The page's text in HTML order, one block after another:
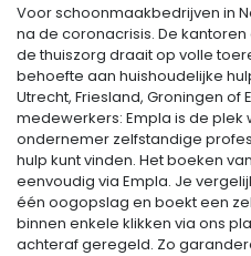
Voor schoonmaakbedrijven in
na de coronacrisis. De
de thuiszorg draait op volle
behoefte aan huishoudelijke
Utrecht, Friesland, Groningen
medewerkers: Empla is de plek
ondernemer zelfstandige
hulp kunt vinden. Het boeken
eenvoudig via Empla. Je
één oogopslag en boekt een
binnen enkele klikken via ons
achteraf geregeld. Zo